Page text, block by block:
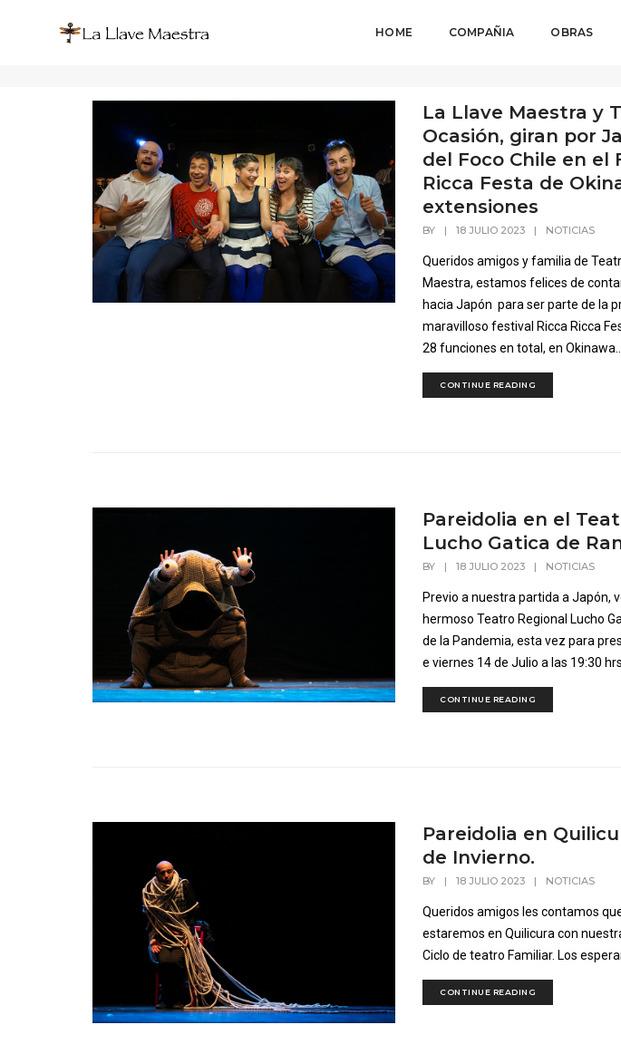
HOME COMPAÑIA OBRAS
Julio 2023
La Llave Maestra y
Ocasión, giran por
del Foco Chile en el
Ricca Festa de
extensiones
BY | 18 JULIO 2023 | NOTICIAS
Queridos amigos y familia de
Maestra, estamos felices de
hacia Japón para ser parte de la
maravilloso festival Ricca Ricca
28 funciones en total, en Okinawa...
CONTINUE READING
Pareidolia en el
Lucho Gatica de
BY | 18 JULIO 2023 | NOTICIAS
Previo a nuestra partida a Japón,
hermoso Teatro Regional Lucho
de la Pandemia, esta vez para
e viernes 14 de Julio a las 19:30
CONTINUE READING
Pareidolia en
de Invierno.
BY | 18 JULIO 2023 | NOTICIAS
Queridos amigos les contamos
estaremos en Quilicura con
Ciclo de teatro Familiar. Los
CONTINUE READING